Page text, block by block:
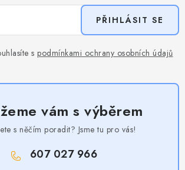
s podmínkami ochrany osobních údajů
PŘIHLÁSIT SE
vám s výběrem
s něčím poradit? Jsme tu pro vás!
607 027 966